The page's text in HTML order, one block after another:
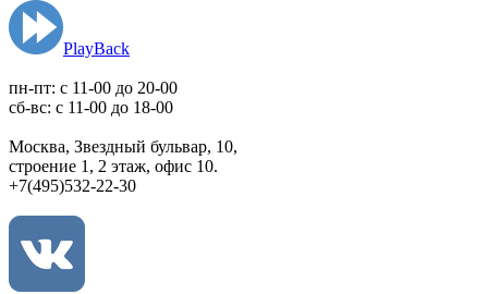
PlayBack
пн-пт: c 11-00 до 20-00
сб-вс: с 11-00 до 18-00
Москва, Звездный бульвар, 10,
строение 1, 2 этаж, офис 10.
+7(495)532-22-30